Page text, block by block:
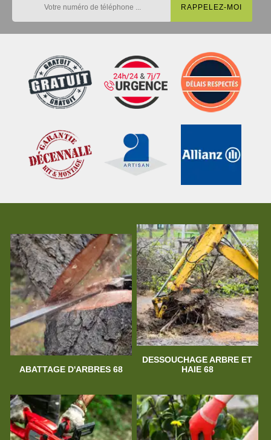
ABATTAGE D'ARBRES 68
DESSOUCHAGE ARBRE ET
HAIE 68